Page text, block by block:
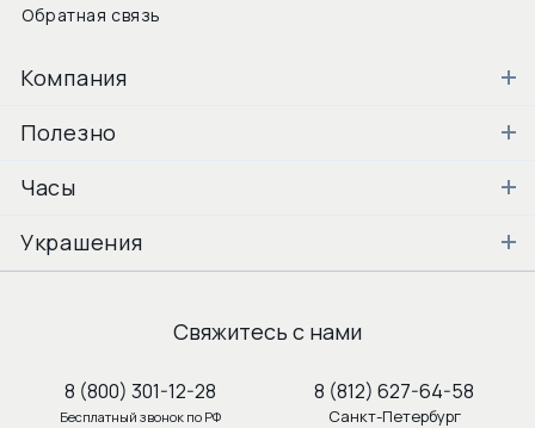
Обратная связь
Компания
Полезно
Часы
Украшения
Свяжитесь с нами
8 (800) 301-12-28
Бесплатный звонок по РФ
8 (812) 627-64-58
Санкт-Петербург